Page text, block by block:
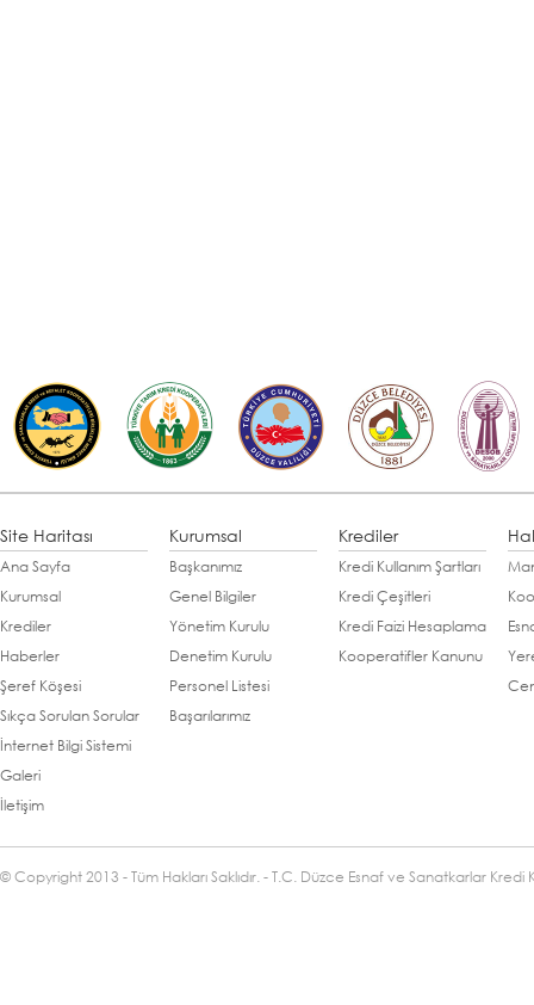
Site Haritası
Ana Sayfa
Kurumsal
Krediler
Haberler
Şeref Köşesi
Sıkça Sorulan Sorular
İnternet Bilgi Sistemi
Galeri
İletişim
Kurumsal
Başkanımız
Genel Bilgiler
Yönetim Kurulu
Denetim Kurulu
Personel Listesi
Başarılarımız
Krediler
Kredi Kullanım Şartları
Kredi Çeşitleri
Kredi Faizi Hesaplama
Kooperatifler Kanunu
© Copyright 2013 - Tüm Hakları Saklıdır. - T.C. Düzce Esnaf ve Sanatkarlar